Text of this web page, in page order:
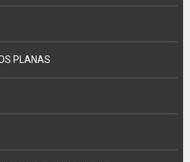
PLANAS